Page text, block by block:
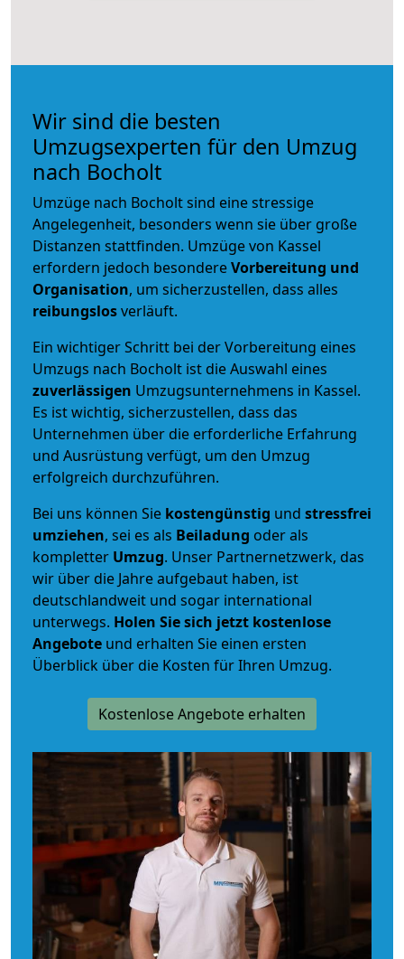
Wir sind die besten
Umzugsexperten für den Umzug
nach Bocholt
Umzüge nach Bocholt sind eine stressige
Angelegenheit, besonders wenn sie über große
Distanzen stattfinden. Umzüge von Kassel
erfordern jedoch besondereVorbereitung und
Organisation, um sicherzustellen, dass alles
reibungslosverläuft.
Ein wichtiger Schritt bei der Vorbereitung eines
Umzugs nach Bocholt ist die Auswahl eines
zuverlässigen Umzugsunternehmens in Kassel.
Es ist wichtig, sicherzustellen, dass das
Unternehmen über die erforderliche Erfahrung
und Ausrüstung verfügt, um den Umzug
erfolgreich durchzuführen.
Bei uns können Sie kostengünstig und stressfrei
umziehen, sei es als Beiladung oder als
kompletter Umzug. Unser Partnernetzwerk, das
wir über die Jahre aufgebaut haben, ist
deutschlandweit und sogar international
unterwegs. Holen Sie sich jetzt kostenlose
Angebote und erhalten Sie einen ersten
Überblick über die Kosten für Ihren Umzug.
Kostenlose Angebote erhalten